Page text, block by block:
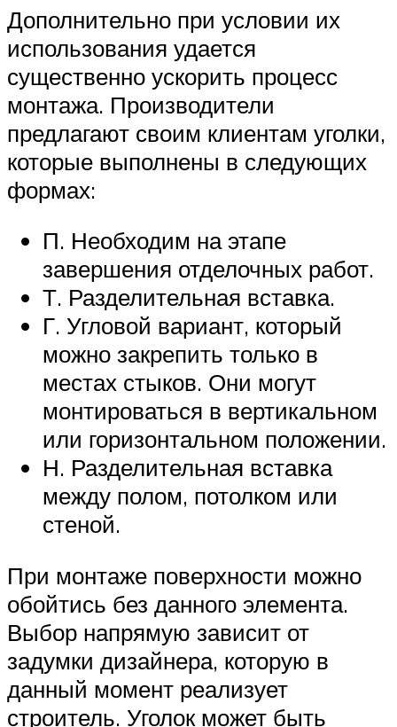
Дополнительно при условии их
использования удается
существенно ускорить процесс
монтажа. Производители
предлагают своим клиентам уголки,
которые выполнены в следующих
формах:
П. Необходим на этапе
завершения отделочных работ.
Т. Разделительная вставка.
Г. Угловой вариант, который
можно закрепить только в
местах стыков. Они могут
монтироваться в вертикальном
или горизонтальном положении.
Н. Разделительная вставка
между полом, потолком или
стеной.
При монтаже поверхности можно
обойтись без данного элемента.
Выбор напрямую зависит от
задумки дизайнера, которую в
данный момент реализует
строитель. Уголок может быть